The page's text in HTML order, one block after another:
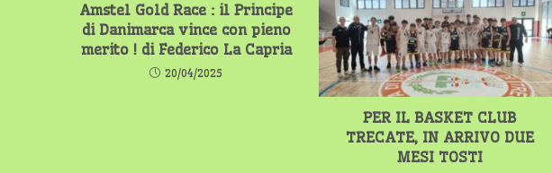
Amstel Gold Race : il Principe
di Danimarca vince con pieno
merito ! di Federico La Capria
20/04/2025
PER IL BASKET CLUB
TRECATE, IN ARRIVO DUE
MESI TOSTI